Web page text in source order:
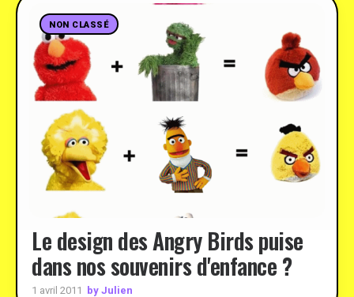
NON CLASSÉ
Le design des Angry Birds puise
dans nos souvenirs d'enfance ?
1 avril 2011 by Julien